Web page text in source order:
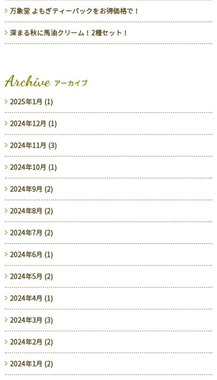
万象堂 よもぎティーパックをお得価格で！
深まる秋に馬油クリーム！2種セット！
Archive アーカイブ
2025年1月 (1)
2024年12月 (1)
2024年11月 (3)
2024年10月 (1)
2024年9月 (2)
2024年8月 (2)
2024年7月 (2)
2024年6月 (1)
2024年5月 (2)
2024年4月 (1)
2024年3月 (3)
2024年2月 (2)
2024年1月 (2)